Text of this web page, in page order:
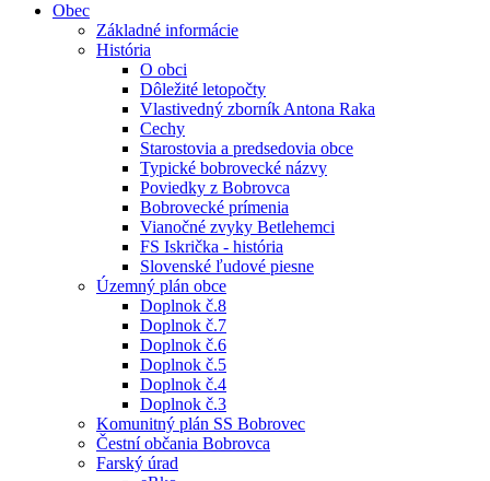
Obec
Základné informácie
História
O obci
Dôležité letopočty
Vlastivedný zborník Antona Raka
Cechy
Starostovia a predsedovia obce
Typické bobrovecké názvy
Poviedky z Bobrovca
Bobrovecké prímenia
Vianočné zvyky Betlehemci
FS Iskrička - história
Slovenské ľudové piesne
Územný plán obce
Doplnok č.8
Doplnok č.7
Doplnok č.6
Doplnok č.5
Doplnok č.4
Doplnok č.3
Komunitný plán SS Bobrovec
Čestní občania Bobrovca
Farský úrad